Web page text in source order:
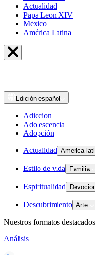
Actualidad
Papa Leon XIV
México
América Latina
Edición español
Adiccion
Adolescencia
Adopción
Actualidad America
Estilo de vida Familia
Espiritualidad
Descubrimiento Arte
Nuestros formatos destacados
Análisis